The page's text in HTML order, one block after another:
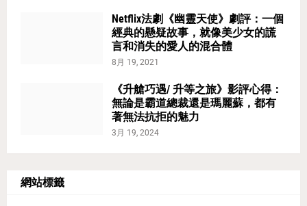
Netflix法劇《幽靈天使》劇評：一個
經典的懸疑故事，就像美少女的謊
言和消失的愛人的混合體
8月 19, 2021
《升艙巧遇/ 升等之旅》影評心得：
無論是霸道總裁還是瑪麗蘇，都有
著無法抗拒的魅力
3月 19, 2024
網站標籤